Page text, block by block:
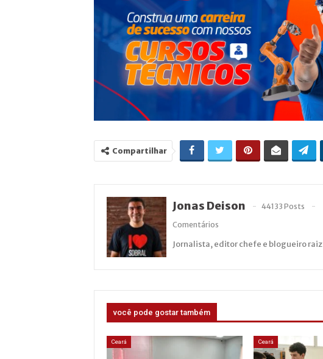
Compartilhar
Jonas Deison
44133 Posts
Comentários
Jornalista, editor chefe e blogueiro raiz
você pode gostar também
Ceará Ceará